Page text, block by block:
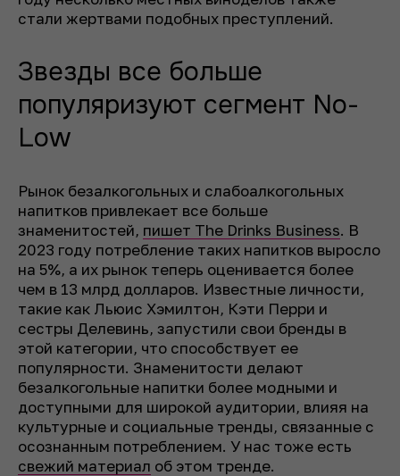
стали жертвами подобных преступлений.
Звезды все больше
популяризуют сегмент No-
Low
Рынок безалкогольных и слабоалкогольных
напитков привлекает все больше
знаменитостей, пишет The Drinks Business. В
2023 году потребление таких напитков выросло
на 5%, а их рынок теперь оценивается более
чем в 13 млрд долларов. Известные личности,
такие как Льюис Хэмилтон, Кэти Перри и
сестры Делевинь, запустили свои бренды в
этой категории, что способствует ее
популярности. Знаменитости делают
безалкогольные напитки более модными и
доступными для широкой аудитории, влияя на
культурные и социальные тренды, связанные с
осознанным потреблением. У нас тоже есть
свежий материал об этом тренде.